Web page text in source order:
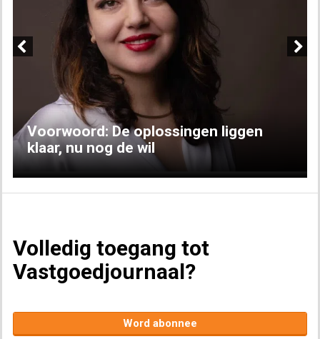
Voorwoord: De oplossingen liggen
klaar, nu nog de wil
Volledig toegang tot
Vastgoedjournaal?
Word abonnee